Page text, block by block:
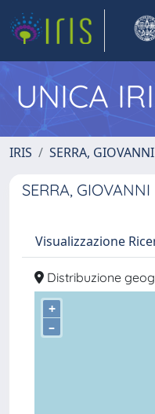
UNICA
IRIS SERRA, GIOVANNI
SERRA, GIOVANNI
Visualizzazione
Distribuzione
+
–